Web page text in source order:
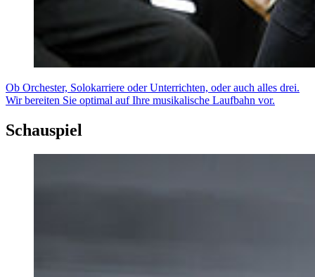
Ob Orchester, Solokarriere oder Unterrichten, oder auch alles drei.
Wir bereiten Sie optimal auf Ihre musikalische Laufbahn vor.
Schauspiel